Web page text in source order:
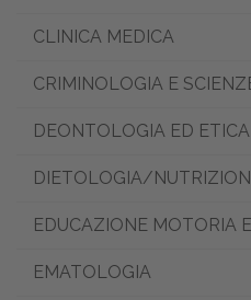
CLINICA MEDICA
CRIMINOLOGIA E
DEONTOLOGIA ED
DIETOLOGIA/
EDUCAZIONE MOTORIA
EMATOLOGIA